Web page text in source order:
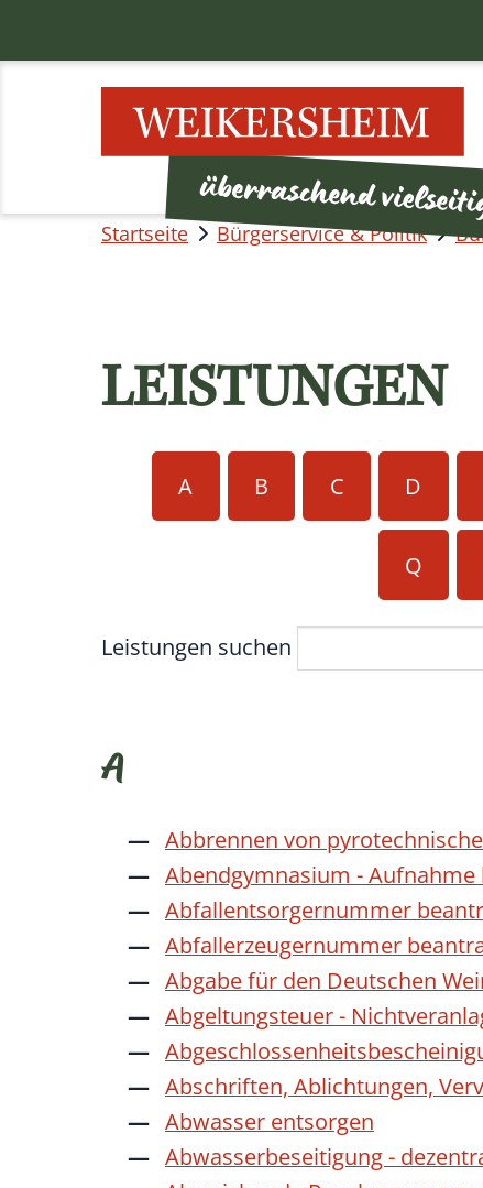
Startseite Bürgerservice & Politik
LEISTUNGEN
A B C D
Q
Leistungen suchen
A
Abbrennen von
Abendgymnasium - Aufnahme
Abfallentsorgernummer
Abfallerzeugernummer
Abgabe für den Deutschen
Abgeltungsteuer -
Abschriften, Ablichtungen,
Abwasser entsorgen
Abwasserbeseitigung -